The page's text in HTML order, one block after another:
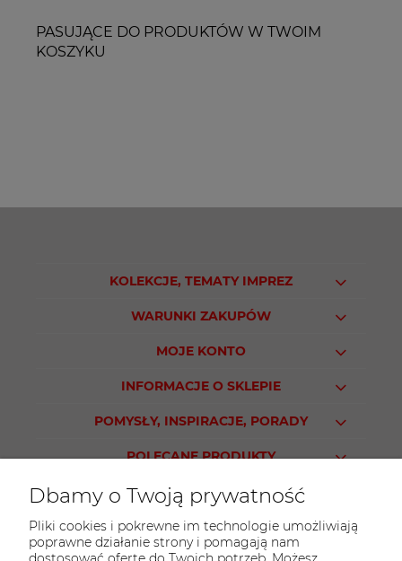
PASUJĄCE DO PRODUKTÓW W TWOIM
KOSZYKU
KOLEKCJE, TEMATY IMPREZ
WARUNKI ZAKUPÓW
MOJE KONTO
INFORMACJE O SKLEPIE
POMYSŁY, INSPIRACJE, PORADY
POLECANE PRODUKTY
KONTAKT
Dbamy o Twoją prywatność
Pliki cookies i pokrewne im technologie umożliwiają
poprawne działanie strony i pomagają nam